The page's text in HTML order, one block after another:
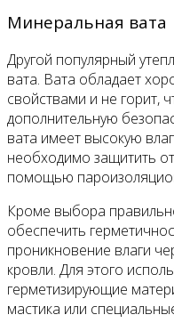
Минеральная вата
Другой популярный
вата. Вата обладает
свойствами и не горит,
дополнительную
вата имеет высокую
необходимо защитить
помощью
Кроме выбора
обеспечить
проникновение влаги
кровли. Для этого
герметизирующие
мастика или